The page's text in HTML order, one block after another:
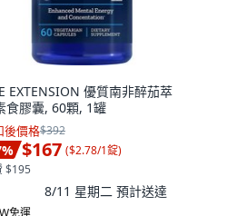
EXTENSION 優質南非醉茄萃
食膠囊, 60顆, 1罐
後價格$392
% $167 ($2.78/1錠)
$195
8/11 星期二 預計送達
免運